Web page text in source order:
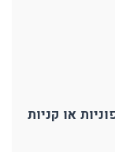
או קניות